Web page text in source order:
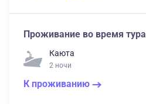
Проживание во время тура
Каюта
2 ночи
К проживанию